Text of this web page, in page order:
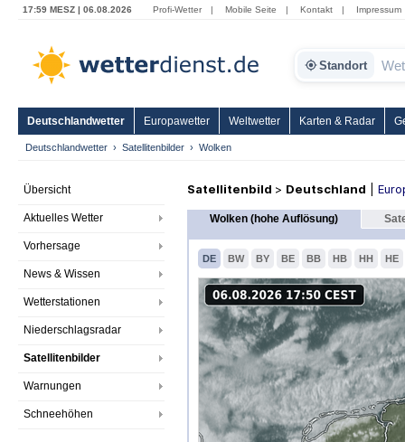
17:59 MESZ | 06.08.2026 Profi-Wetter | Mobile Seite | Kontakt | Impressum
Standort
Deutschlandwetter Europawetter Weltwetter Karten & Radar
Deutschlandwetter Satellitenbilder Wolken
Übersicht
Aktuelles Wetter
Vorhersage
News & Wissen
Wetterstationen
Niederschlagsradar
Satellitenbilder
Warnungen
Schneehöhen
Satellitenbild > Deutschland
Wolken (hohe Auflösung)
DE BW BY BE BB HB HH HE